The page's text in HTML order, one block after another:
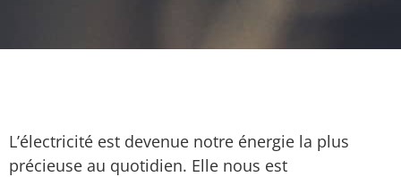
L’électricité est devenue notre énergie la plus
précieuse au quotidien. Elle nous est